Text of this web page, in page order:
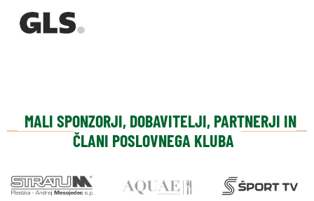
MALI SPONZORJI, DOBAVITELJI, PARTNERJI IN
ČLANI POSLOVNEGA KLUBA